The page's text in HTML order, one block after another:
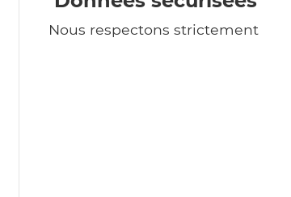
Nous respectons strictement